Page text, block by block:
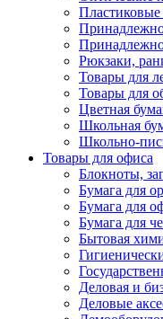
Пластиковые
Рюкзаки,
Товары для
Товары для
Цветная
Школьная
Школьно-
Товары для офиса
Блокноты,
Бумага для
Бумага для
Бумага для
Бытовая
Деловая и
Деловые